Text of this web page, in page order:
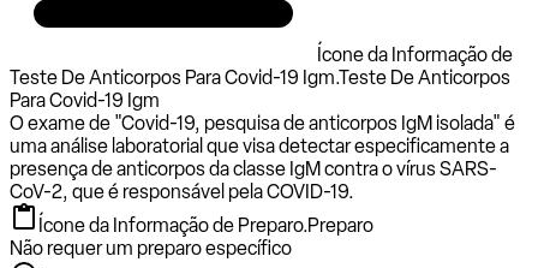
Ícone da Informação de
Teste De Anticorpos Para Covid-19 Igm.Teste De Anticorpos
Para Covid-19 Igm
O exame de "Covid-19, pesquisa de anticorpos IgM isolada" é
uma análise laboratorial que visa detectar especificamente a
presença de anticorpos da classe IgM contra o vírus SARS-
CoV-2, que é responsável pela COVID-19.
Ícone da Informação de Preparo.Preparo
Não requer um preparo específico